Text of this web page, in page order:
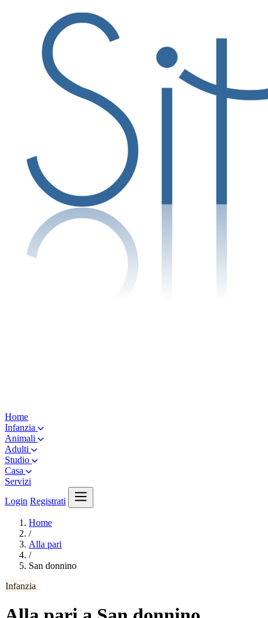
Home
Infanzia
Animali
Adulti
Studio
Casa
Servizi
Login Registrati
Home
/
Alla pari
/
San donnino
Infanzia